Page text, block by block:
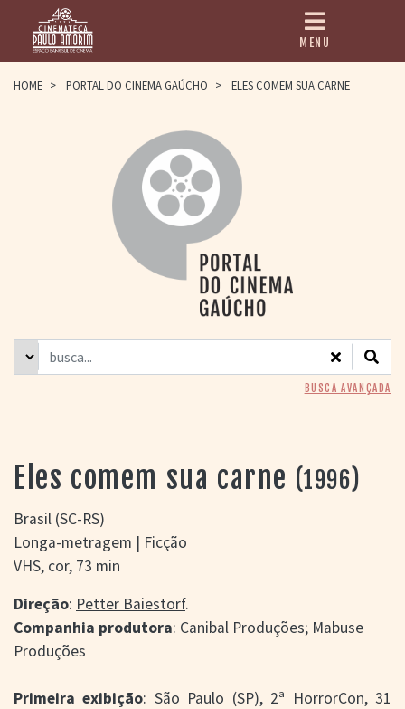
HOME
PAULO AMORIM
> HISTÓRIA
> HOMENAGEADOS
> EQUIPE
> ASSOCIAÇÃO DOS
> BIBLIOTECA
ROMEU GRIMALDI
CARTAZ
> GRADE SEMANAL
> PREÇOS E
CINEMA GAÚCHO
> BUSCA AVANÇADA
> LISTA DE FILMES
> FILMOGRAFIAS DE
> DISCOGRAFIAS
> BIBLIOGRAFIAS
CONTATO E
MENU
HOME > PORTAL DO CINEMA GAÚCHO > ELES COMEM SUA CARNE
BUSCA AVANÇADA
Eles comem sua carne (1996)
Brasil (SC-RS)
Longa-metragem | Ficção
VHS, cor, 73 min
Direção: Petter Baiestorf.
Companhia produtora: Canibal Produções; Mabuse
Produções
Primeira exibição: São Paulo (SP), 2ª HorrorCon, 31